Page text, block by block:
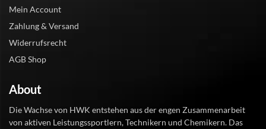
Mein Account
Zahlung & Versand
Widerrufsrecht
AGB Shop
About
Die Wachse von HWK entstehen aus der engen Zusammenarbeit
von aktiven Leistungssportlern, Technikern und Chemikern. Das